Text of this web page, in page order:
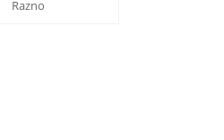
Razno